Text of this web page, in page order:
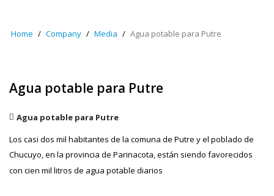
Home Company Media Agua potable para Putre
Agua potable para Putre
Agua potable para Putre
Los casi dos mil habitantes de la comuna de Putre y el poblado de
Chucuyo, en la provincia de Parinacota, están siendo favorecidos
con cien mil litros de agua potable diarios